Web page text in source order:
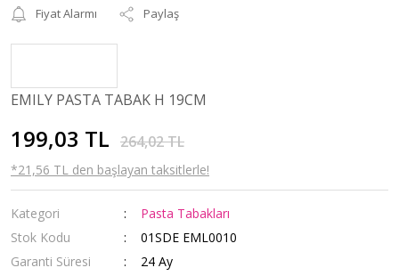
Fiyat Alarmı
Paylaş
EMILY PASTA TABAK H 19CM
199,03 TL 264,02 TL
*21,56 TL den başlayan taksitlerle!
Kategori
Pasta Tabakları
Stok Kodu
01SDE EML0010
Garanti Süresi
24 Ay